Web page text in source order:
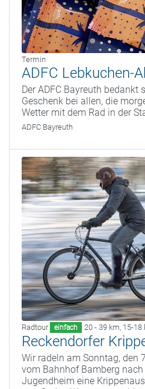
Termin
ADFC Lebkuchen-
Der ADFC Bayreuth bedankt
Geschenk bei allen, die
Wetter mit dem Rad in der
ADFC Bayreuth
Radtour einfach 20 - 39 km, 15-18
Reckendorfer
Wir radeln am Sonntag, den
vom Bahnhof Bamberg
Jugendheim eine